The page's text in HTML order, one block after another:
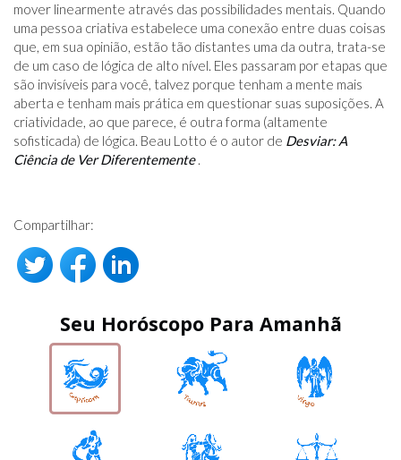
mover linearmente através das possibilidades mentais. Quando
uma pessoa criativa estabelece uma conexão entre duas coisas
que, em sua opinião, estão tão distantes uma da outra, trata-se
de um caso de lógica de alto nível. Eles passaram por etapas que
são invisíveis para você, talvez porque tenham a mente mais
aberta e tenham mais prática em questionar suas suposições. A
criatividade, ao que parece, é outra forma (altamente
sofisticada) de lógica. Beau Lotto é o autor de Desviar: A
Ciência de Ver Diferentemente .
Compartilhar:
Seu Horóscopo Para Amanhã